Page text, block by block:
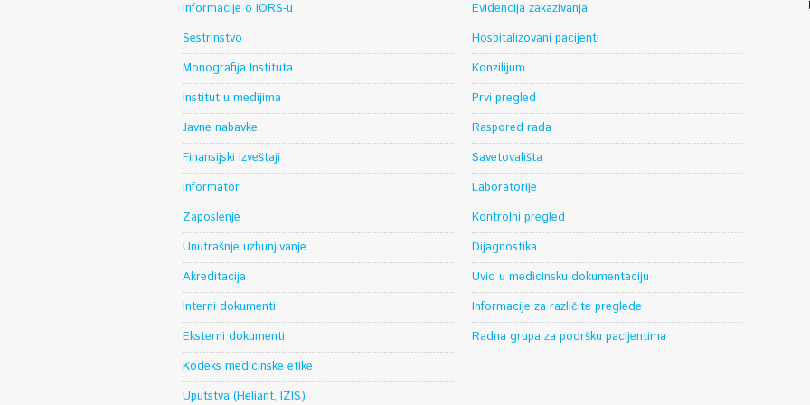
Informacije o IORS-u
Sestrinstvo
Monografija Instituta
Institut u medijima
Javne nabavke
Finansijski izveštaji
Informator
Zaposlenje
Unutrašnje uzbunjivanje
Akreditacija
Interni dokumenti
Eksterni dokumenti
Kodeks medicinske etike
Uputstva (Heliant, IZIS)
Evidencija zakazivanja
Hospitalizovani pacijenti
Konzilijum
Prvi pregled
Raspored rada
Savetovališta
Laboratorije
Kontrolni pregled
Dijagnostika
Uvid u medicinsku dokumentaciju
Informacije za različite preglede
Radna grupa za podršku pacijentima